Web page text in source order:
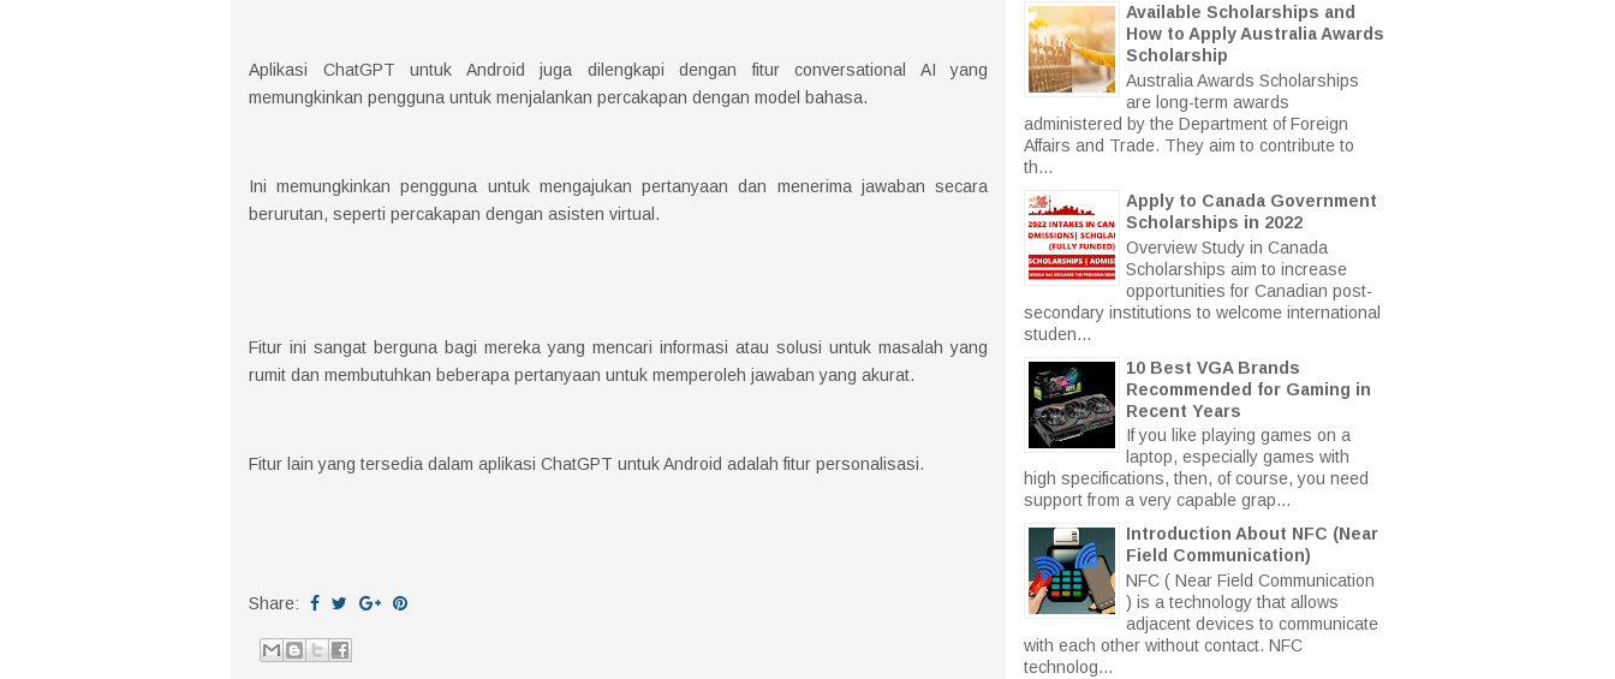
Aplikasi ChatGPT untuk Android juga dilengkapi dengan fitur conversational AI yang
memungkinkan pengguna untuk menjalankan percakapan dengan model bahasa.
Ini memungkinkan pengguna untuk mengajukan pertanyaan dan menerima jawaban secara
berurutan, seperti percakapan dengan asisten virtual.
Fitur ini sangat berguna bagi mereka yang mencari informasi atau solusi untuk masalah yang
rumit dan membutuhkan beberapa pertanyaan untuk memperoleh jawaban yang akurat.
Fitur lain yang tersedia dalam aplikasi ChatGPT untuk Android adalah fitur personalisasi.
Share:
Available Scholarships and
How to Apply Australia Awards
Scholarship
Australia Awards Scholarships
are long-term awards
administered by the Department of Foreign
Affairs and Trade. They aim to contribute to
th...
Apply to Canada Government
Scholarships in 2022
Overview Study in Canada
Scholarships aim to increase
opportunities for Canadian post-
secondary institutions to welcome international
studen...
10 Best VGA Brands
Recommended for Gaming in
Recent Years
If you like playing games on a
laptop, especially games with
high specifications, then, of course, you need
support from a very capable grap...
Introduction About NFC (Near
Field Communication)
NFC ( Near Field Communication
) is a technology that allows
adjacent devices to communicate
with each other without contact. NFC
technolog...